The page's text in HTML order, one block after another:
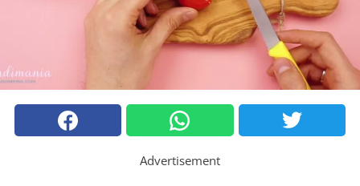
Advertisement